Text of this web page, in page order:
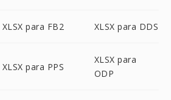
XLSX para FB2 XLSX para DDS
XLSX para PPS
XLSX para
ODP